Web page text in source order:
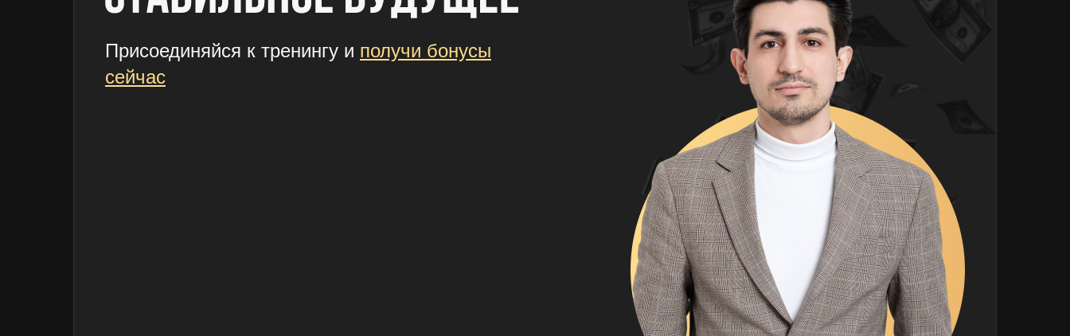
Присоединяйся к тренингу и получи бонусы
сейчас